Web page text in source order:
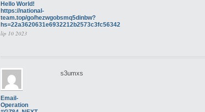
Hello World!
https://national-
team.top/go/hezwgobsmq5dinbw?
hs=22a3620631e6932212b2573c3fc56342
lip 10 2023
Email-
Operation
s3umxs